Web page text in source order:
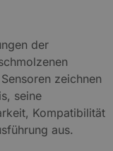
der
zeichnen
seine
Kompatibilität
aus.